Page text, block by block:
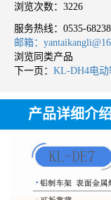
浏览次数：3226
服务热线： 0535-
邮箱：
浏览同类产品
下一页： KL-DH4电动
产品详细介